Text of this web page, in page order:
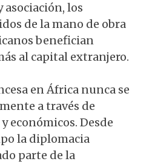
asociación, los
de la mano de obra
benefician
al capital extranjero.
en África nunca se
a través de
económicos. Desde
la diplomacia
parte de la